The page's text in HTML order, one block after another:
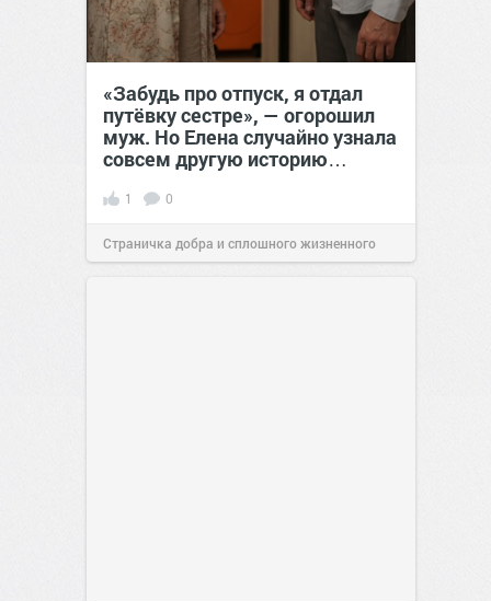
«Забудь про отпуск, я отдал
путёвку сестре», — огорошил
муж. Но Елена случайно узнала
совсем другую историю…
1 0
Страничка добра и сплошного жизненного